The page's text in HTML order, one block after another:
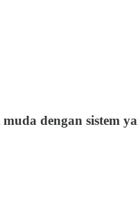
dengan sistem